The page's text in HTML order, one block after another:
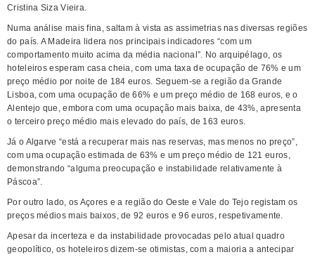
Cristina Siza Vieira.
Numa análise mais fina, saltam à vista as assimetrias nas diversas regiões
do país. A Madeira lidera nos principais indicadores “com um
comportamento muito acima da média nacional”. No arquipélago, os
hoteleiros esperam casa cheia, com uma taxa de ocupação de 76% e um
preço médio por noite de 184 euros. Seguem-se a região da Grande
Lisboa, com uma ocupação de 66% e um preço médio de 168 euros, e o
Alentejo que, embora com uma ocupação mais baixa, de 43%, apresenta
o terceiro preço médio mais elevado do país, de 163 euros.
Já o Algarve “está a recuperar mais nas reservas, mas menos no preço”,
com uma ocupação estimada de 63% e um preço médio de 121 euros,
demonstrando “alguma preocupação e instabilidade relativamente à
Páscoa”.
Por outro lado, os Açores e a região do Oeste e Vale do Tejo registam os
preços médios mais baixos, de 92 euros e 96 euros, respetivamente.
Apesar da incerteza e da instabilidade provocadas pelo atual quadro
geopolítico, os hoteleiros dizem-se otimistas, com a maioria a antecipar